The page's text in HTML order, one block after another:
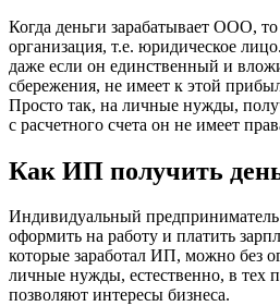
Когда деньги зарабатывает ООО,
организация, т.е. юридическое лицо.
даже если он единственный и
сбережения, не имеет к этой
Просто так, на личные нужды,
с расчетного счета он не имеет
Как ИП получить
Индивидуальный
оформить на работу и платить
которые заработал ИП, можно без
личные нужды, естественно, в тех
позволяют интересы бизнеса.